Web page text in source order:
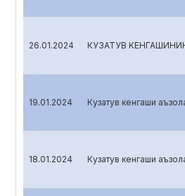
26.01.2024 КУЗАТУВ
19.01.2024 Кузатув кенгаши
18.01.2024 Кузатув кенгаши